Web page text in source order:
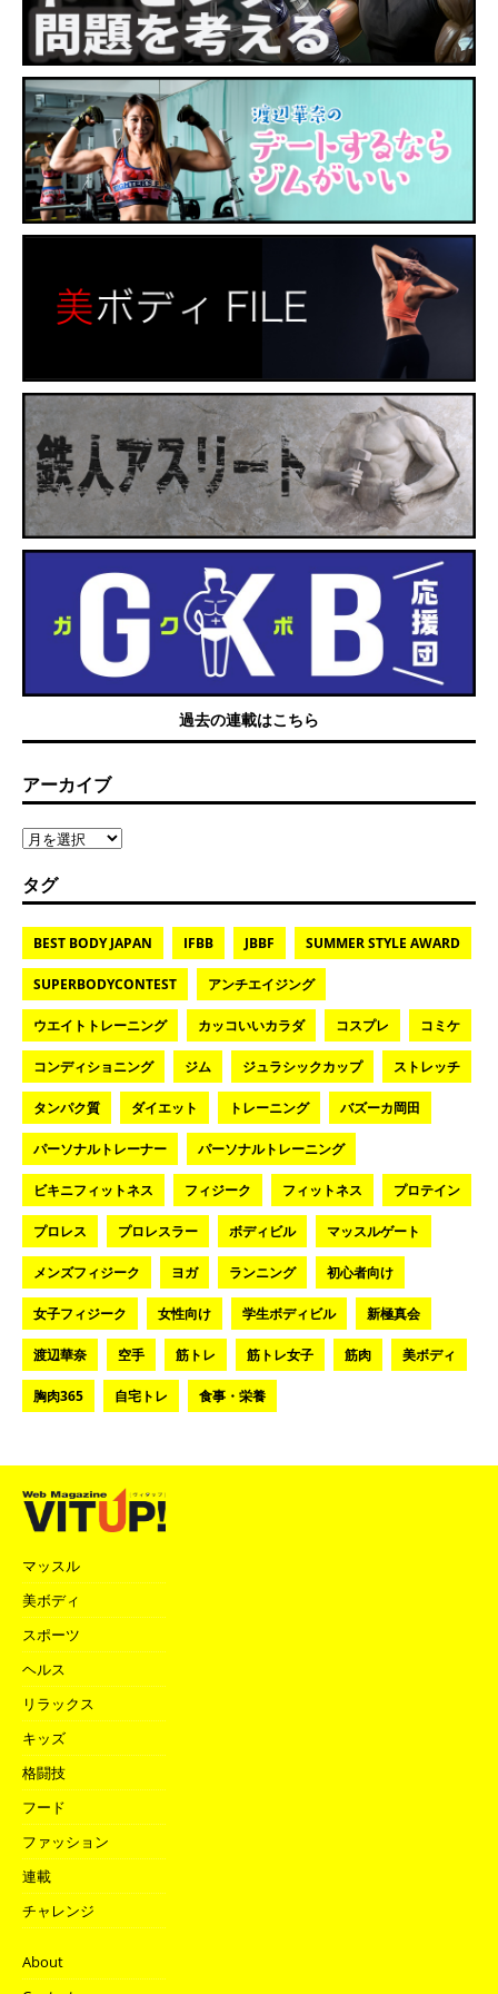
過去の連載はこちら
アーカイブ
タグ
BEST BODY JAPAN IFBB JBBF SUMMER STYLE AWARD
SUPERBODYCONTEST アンチエイジング
ウエイトトレーニング カッコいいカラダ コスプレ コミケ
コンディショニング ジム ジュラシックカップ ストレッチ
タンパク質 ダイエット トレーニング バズーカ岡田
パーソナルトレーナー パーソナルトレーニング
ビキニフィットネス フィジーク フィットネス プロテイン
プロレス プロレスラー ボディビル マッスルゲート
メンズフィジーク ヨガ ランニング 初心者向け
女子フィジーク 女性向け 学生ボディビル 新極真会
渡辺華奈 空手 筋トレ 筋トレ女子 筋肉 美ボディ
胸肉365 自宅トレ 食事・栄養
マッスル
美ボディ
スポーツ
ヘルス
リラックス
キッズ
格闘技
フード
ファッション
連載
チャレンジ
About